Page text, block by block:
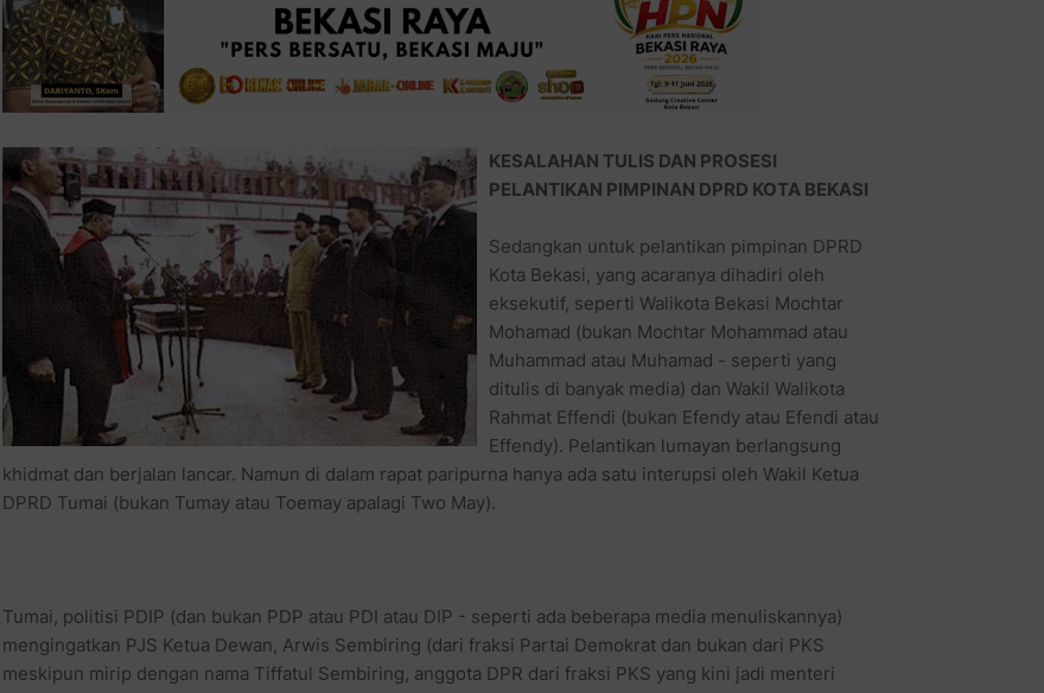
KESALAHAN TULIS DAN PROSESI
PELANTIKAN PIMPINAN DPRD KOTA BEKASI
Sedangkan untuk pelantikan pimpinan DPRD
Kota Bekasi, yang acaranya dihadiri oleh
eksekutif, seperti Walikota Bekasi Mochtar
Mohamad (bukan Mochtar Mohammad atau
Muhammad atau Muhamad - seperti yang
ditulis di banyak media) dan Wakil Walikota
Rahmat Effendi (bukan Efendy atau Efendi atau
Effendy). Pelantikan lumayan berlangsung
khidmat dan berjalan lancar. Namun di dalam rapat paripurna hanya ada satu interupsi oleh Wakil Ketua
DPRD Tumai (bukan Tumay atau Toemay apalagi Two May).
Tumai, politisi PDIP (dan bukan PDP atau PDI atau DIP - seperti ada beberapa media menuliskannya)
mengingatkan PJS Ketua Dewan, Arwis Sembiring (dari fraksi Partai Demokrat dan bukan dari PKS
meskipun mirip dengan nama Tiffatul Sembiring, anggota DPR dari fraksi PKS yang kini jadi menteri